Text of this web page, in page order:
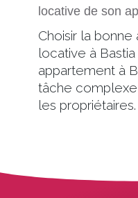
locative de son
Choisir la
locative à
appartement à
tâche
les propriétaires.